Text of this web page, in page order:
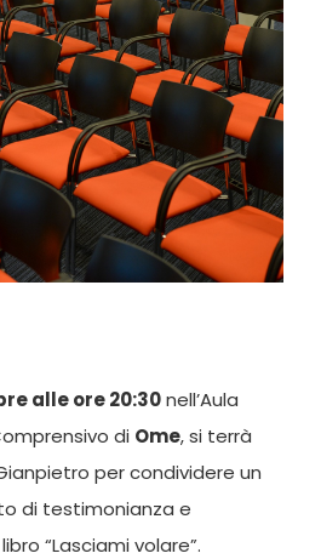
alle ore 20:30nell’Aula
di Ome, si terrà
per condividere un
di testimonianza e
“Lasciami volare”.